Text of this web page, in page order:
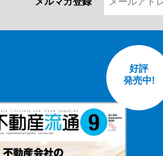
好評
発売中!